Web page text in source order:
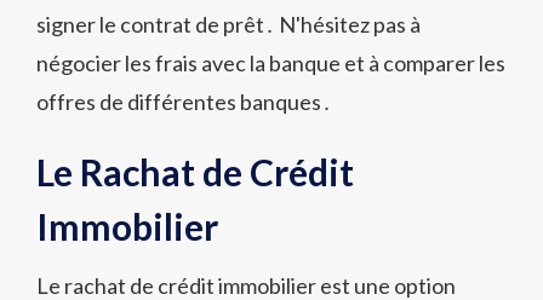
signer le contrat de prêt․ N'hésitez pas à
négocier les frais avec la banque et à comparer les
offres de différentes banques․
Le Rachat de Crédit
Immobilier
Le rachat de crédit immobilier est une option